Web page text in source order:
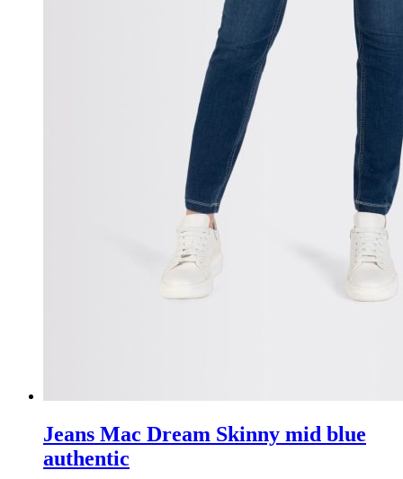
Jeans Mac Dream Skinny mid blue
authentic